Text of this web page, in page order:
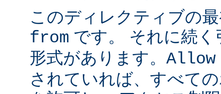
このディレクティブの
from です。 それに続
形式があります。
されていれば、すべて